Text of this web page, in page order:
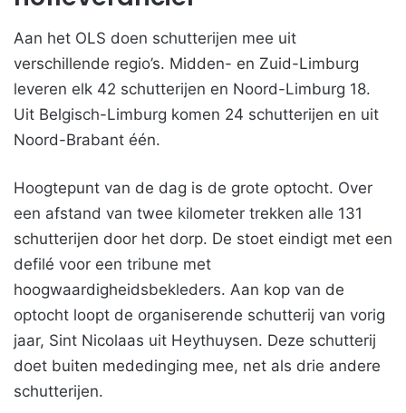
Aan het OLS doen schutterijen mee uit
verschillende regio’s. Midden- en Zuid-Limburg
leveren elk 42 schutterijen en Noord-Limburg 18.
Uit Belgisch-Limburg komen 24 schutterijen en uit
Noord-Brabant één.
Hoogtepunt van de dag is de grote optocht. Over
een afstand van twee kilometer trekken alle 131
schutterijen door het dorp. De stoet eindigt met een
defilé voor een tribune met
hoogwaardigheidsbekleders. Aan kop van de
optocht loopt de organiserende schutterij van vorig
jaar, Sint Nicolaas uit Heythuysen. Deze schutterij
doet buiten mededinging mee, net als drie andere
schutterijen.